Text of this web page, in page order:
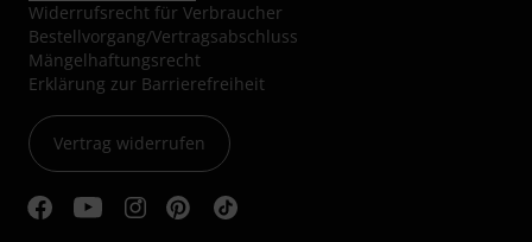
Widerrufsrecht für Verbraucher
Bestellvorgang/Vertragsabschluss
Mängelhaftungsrecht
Erklärung zur Barrierefreiheit
Vertrag widerrufen